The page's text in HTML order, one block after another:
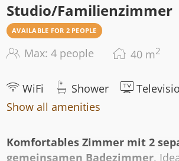
Studio/Familienzimmer
AVAILABLE FOR 2 PEOPLE
Max: 4 people 40 m2
WiFi Shower
Show all amenities
Komfortables Zimmer mit 2
gemeinsamen Badezimmer.